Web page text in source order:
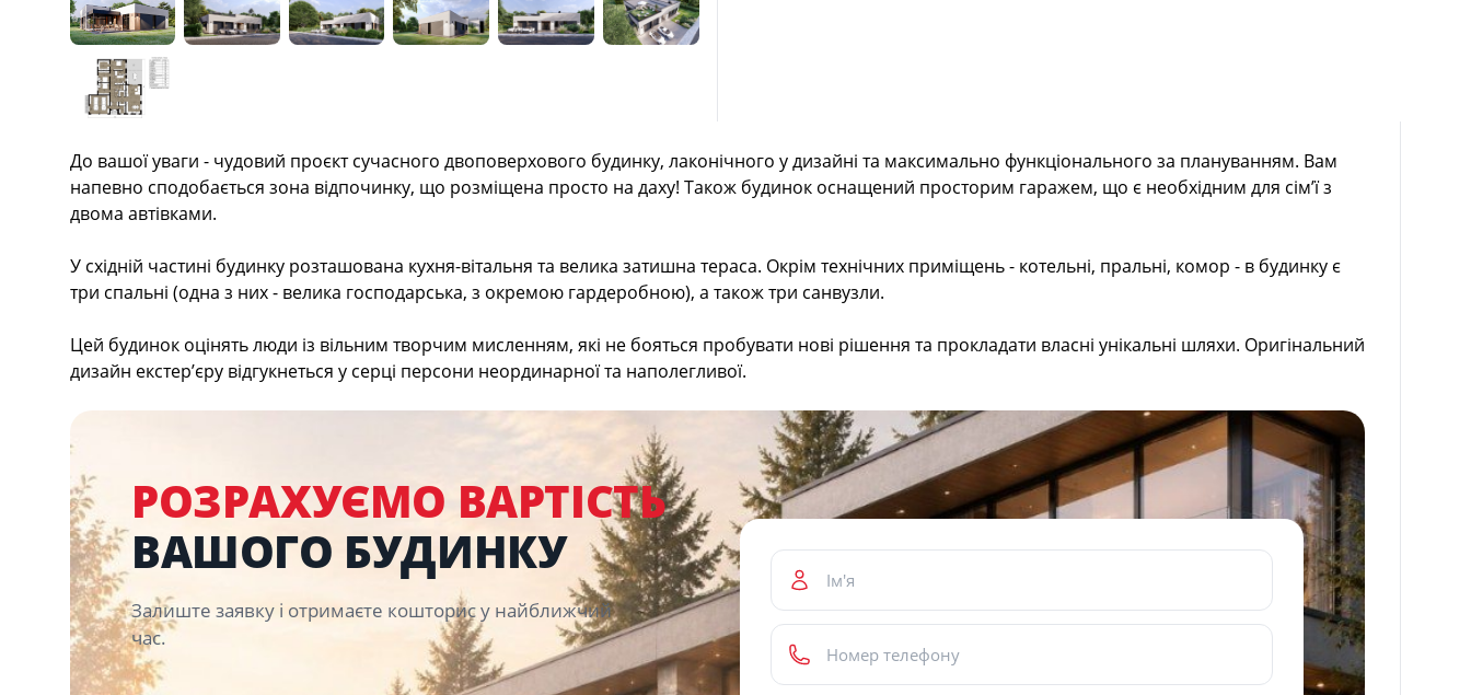
Description
До вашої уваги - чудовий проєкт сучасного двоповерхового будинку, лаконічного у дизайні та максимально функціонального за плануванням. Вам
напевно сподобається зона відпочинку, що розміщена просто на даху! Також будинок оснащений просторим гаражем, що є необхідним для сім’ї з
двома автівками.
У східній частині будинку розташована кухня-вітальня та велика затишна тераса. Окрім технічних приміщень - котельні, пральні, комор - в будинку є
три спальні (одна з них - велика господарська, з окремою гардеробною), а також три санвузли.
Цей будинок оцінять люди із вільним творчим мисленням, які не бояться пробувати нові рішення та прокладати власні унікальні шляхи. Оригінальний
дизайн екстер’єру відгукнеться у серці персони неординарної та наполегливої.
РОЗРАХУЄМО ВАРТІСТЬ
ВАШОГО БУДИНКУ
Залиште заявку і отримаєте кошторис у найближчий
час.